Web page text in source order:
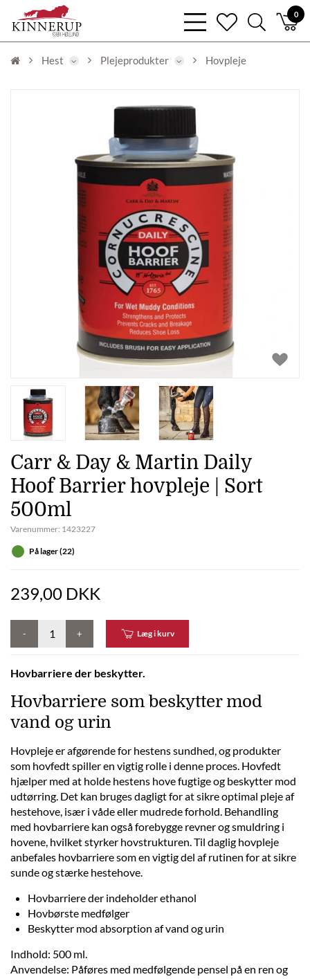
0
bars
light
heart
search
light
Hest Plejeprodukter Hovpleje
Carr & Day & Martin Daily
Hoof Barrier hovpleje | Sort
500ml
Varenummer: 1423227
På lager (22)
239,00 DKK
- + Læg i kurv
Hovbarriere der beskytter.
Hovbarriere som beskytter mod
vand og urin
Hovpleje er afgørende for hestens sundhed, og produkter
som hovfedt spiller en vigtig rolle i denne proces. Hovfedt
hjælper med at holde hestens hove fugtige og beskytter mod
udtørring. Det kan bruges dagligt for at sikre optimal pleje af
hestehove, især i våde eller mudrede forhold. Behandling
med hovbarriere kan også forebygge revner og smuldring i
hovene, hvilket styrker hovstrukturen. Til daglig hovpleje
anbefales hovbarriere som en vigtig del af rutinen for at sikre
sunde og stærke hestehove.
Hovbarriere der indeholder ethanol
Hovbørste medfølger
Beskytter mod absorption af vand og urin
Indhold: 500 ml.
Anvendelse: Påføres med medfølgende pensel på en ren og